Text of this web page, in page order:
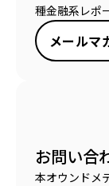
種金融系レポ
メールマ
お問い合
本オウンドメ